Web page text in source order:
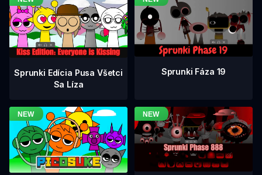
Sprunki Edícia Pusa Všetci
Sa Líza
Sprunki Fáza 19